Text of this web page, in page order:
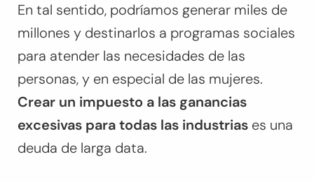
En tal sentido, podríamos generar miles de
millones y destinarlos a programas sociales
para atender las necesidades de las
personas, y en especial de las mujeres.
Crear un impuesto a las ganancias
excesivas para todas las industrias es una
deuda de larga data.